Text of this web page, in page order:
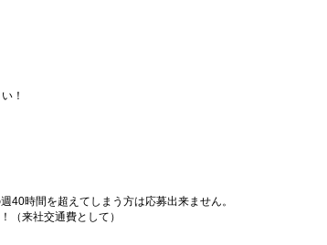
！
40時間を超えてしまう方は応募出来ません。
（来社交通費として）